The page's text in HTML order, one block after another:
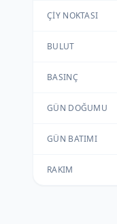
ÇIY NOKTASI
BULUT
BASINÇ
GÜN DOĞUMU
GÜN BATIMI
RAKIM